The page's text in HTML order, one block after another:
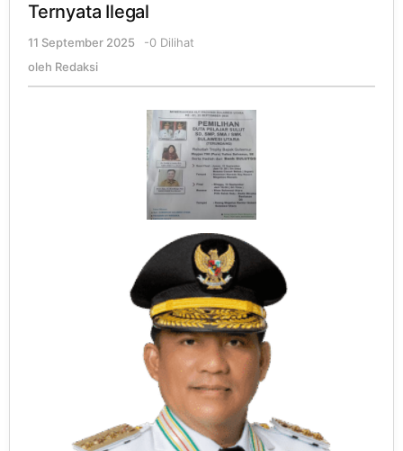
Ternyata Ilegal
11 September 2025
oleh
-0 Dilihat
oleh Redaksi